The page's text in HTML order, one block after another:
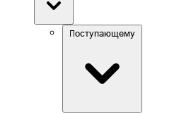
Поступающему